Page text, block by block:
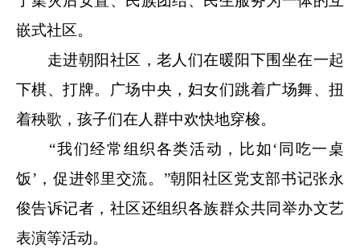
嵌式社区。
走进朝阳社区，老人们在暖阳下围坐在一起
下棋、打牌。广场中央，妇女们跳着广场舞、扭
着秧歌，孩子们在人群中欢快地穿梭。
“我们经常组织各类活动，比如‘同吃一桌
饭’，促进邻里交流。”朝阳社区党支部书记张永
俊告诉记者，社区还组织各族群众共同举办文艺
表演等活动。